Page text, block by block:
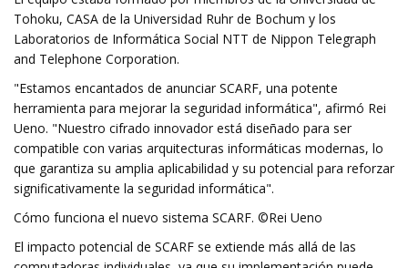
Tohoku, CASA de la Universidad Ruhr de Bochum y los
Laboratorios de Informática Social NTT de Nippon Telegraph
and Telephone Corporation.
"Estamos encantados de anunciar SCARF, una potente
herramienta para mejorar la seguridad informática", afirmó Rei
Ueno. "Nuestro cifrado innovador está diseñado para ser
compatible con varias arquitecturas informáticas modernas, lo
que garantiza su amplia aplicabilidad y su potencial para reforzar
significativamente la seguridad informática".
Cómo funciona el nuevo sistema SCARF. ©Rei Ueno
El impacto potencial de SCARF se extiende más allá de las